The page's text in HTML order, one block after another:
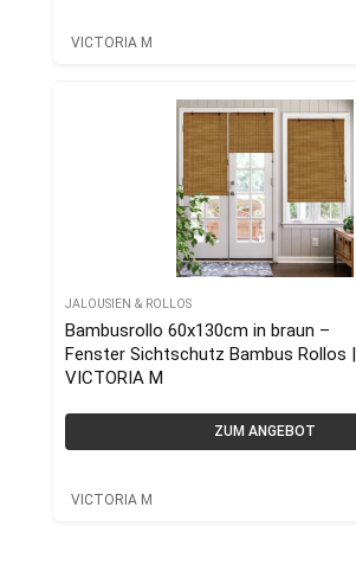
VICTORIA M
JALOUSIEN & ROLLOS
Bambusrollo 60x130cm in braun –
Fenster Sichtschutz Bambus Rollos |
VICTORIA M
ZUM ANGEBOT
VICTORIA M